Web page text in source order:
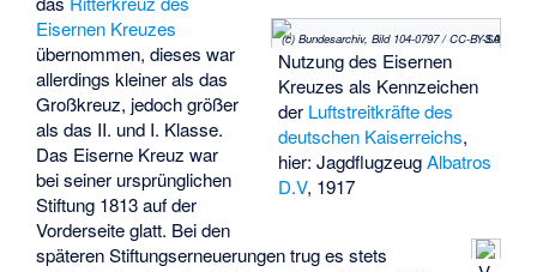
(c) Bundesarchiv, Bild 104-0797 / CC-BY-SA 3.0
Nutzung des Eisernen
Kreuzes als Kennzeichen
der Luftstreitkräfte des
deutschen Kaiserreichs,
hier: JagdflugzeugAlbatros
D.V, 1917
Eisernen Kreuzes
übernommen, dieses war
allerdings kleiner als das
Großkreuz, jedoch größer
als das II. und I. Klasse.
Das Eiserne Kreuz war
bei seiner ursprünglichen
Stiftung 1813 auf der
Vorderseite glatt. Bei den
späteren Stiftungserneuerungen trug es stets